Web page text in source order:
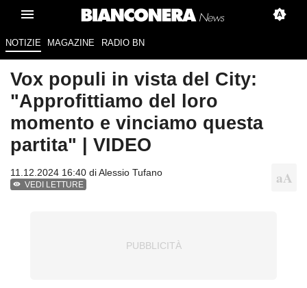
NOTIZIE MAGAZINE RADIO BN
Vox populi in vista del City:
"Approfittiamo del loro
momento e vinciamo questa
partita" | VIDEO
11.12.2024 16:40 diAlessio Tufano
VEDI LETTURE